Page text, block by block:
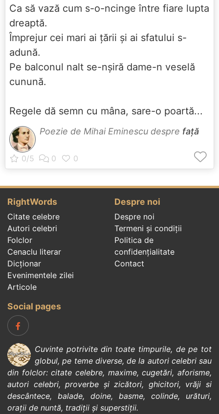
Ca să vază cum s-o-ncinge între fiare lupta
dreaptă.
Împrejur cei mari ai ţării şi ai sfatului s-
adună.
Pe balconul nalt se-nşiră dame-n veselă
cunună.
Regele dă semn cu mâna, sare-o poartă...
Poezie de Mihai Eminescu despre față
RightWords
Citate celebre
Autori celebri
Folclor
Cenaclu literar
Dicționar
Evenimentele zilei
Articole
Despre noi
Despre noi
Termeni și condiții
Politica de
confidenţialitate
Contact
Social pages
Cuvinte potrivite din toate timpurile, de pe tot
globul, pe teme diverse, de la autori celebrisau
din folclor:citate celebre, maxime,cugetări,aforisme,
autori celebri,proverbe și zicători, ghicitori, vrăji si
descântece, balade, doine, basme, colinde, urături,
orații de nuntă, tradiții și superstiții.